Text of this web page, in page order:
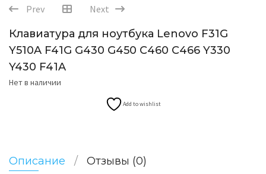
Prev Next
Клавиатура для ноутбука Lenovo F31G
Y510A F41G G430 G450 C460 C466 Y330
Y430 F41A
Нет в наличии
Add to wishlist
Описание Отзывы (0)